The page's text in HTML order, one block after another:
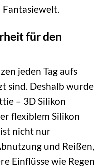
für den
jeden Tag aufs
sind. Deshalb wurde
– 3D Silikon
flexiblem Silikon
nicht nur
und Reißen,
Einflüsse wie Regen